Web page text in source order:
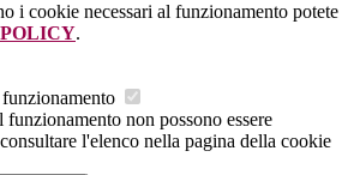
i cookie necessari al funzionamento potete
.
non possono essere
l'elenco nella pagina della cookie